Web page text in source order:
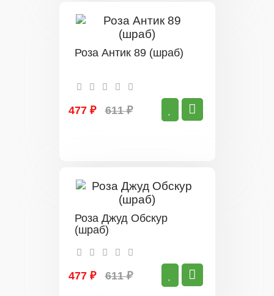
Роза Антик 89 (шраб)
477 ₽ 611 ₽
Роза Джуд Обскур
(шраб)
477 ₽ 611 ₽